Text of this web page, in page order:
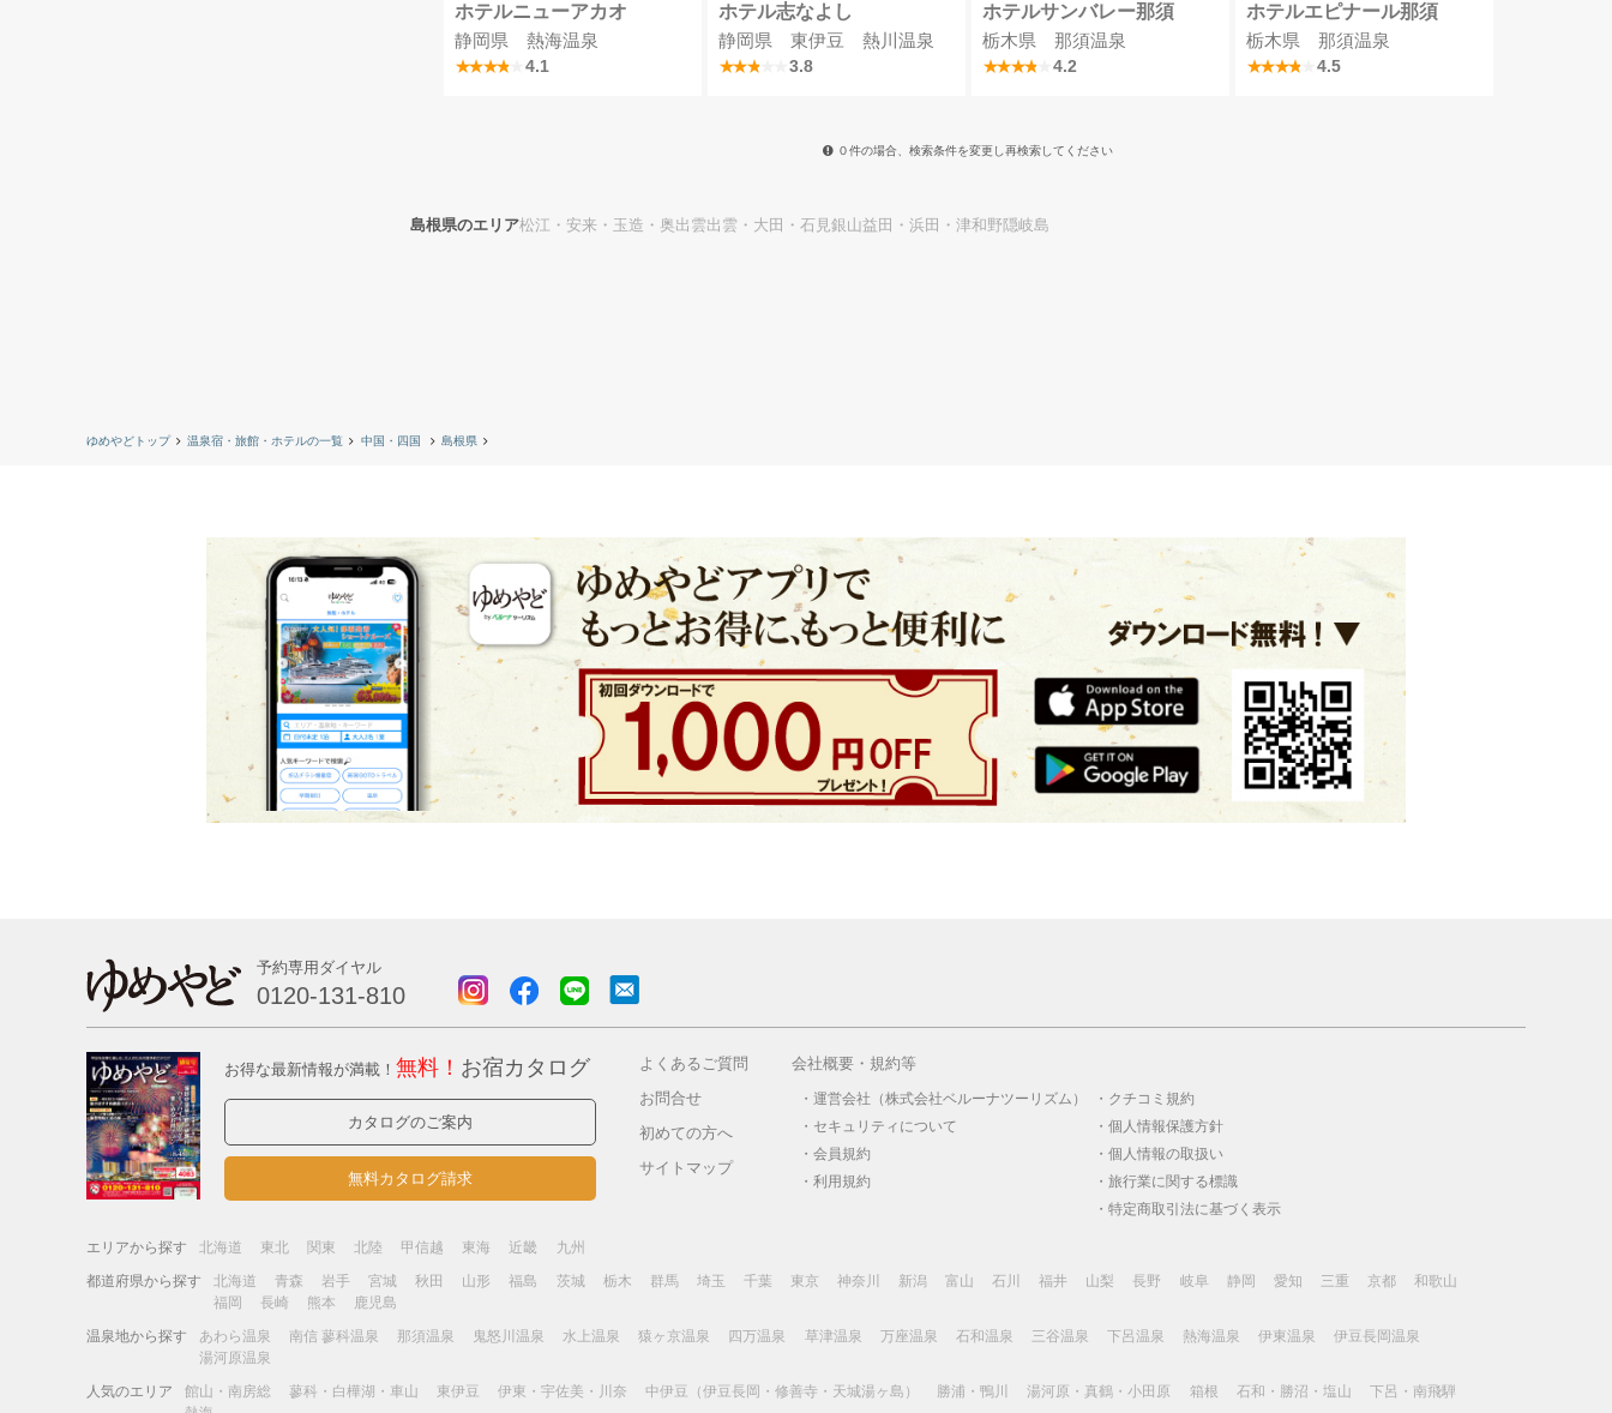
ホテルニューアカオ
静岡県 熱海温泉
4.1
ホテル志なよし
静岡県 東伊豆 熱川温泉
3.8
ホテルサンバレー那須
栃木県 那須温泉
4.2
ホテルエピナール那須
栃木県 那須温泉
4.5
０件の場合、検索条件を変更し再検索してください
島根県のエリア松江・安来・玉造・奥出雲出雲・大田・石見銀山益田・浜田・津和野隠岐島
ゆめやどトップ 温泉宿・旅館・ホテルの一覧 中国・四国 島根県
予約専用ダイヤル
0120-131-810
お得な最新情報が満載！ 無料！ お宿カタログ
カタログのご案内
無料カタログ請求
よくあるご質問
お問合せ
初めての方へ
サイトマップ
会社概要・規約等
運営会社（株式会社ベルーナツーリズム）
セキュリティについて
会員規約
利用規約
クチコミ規約
個人情報保護方針
個人情報の取扱い
旅行業に関する標識
特定商取引法に基づく表示
エリアから探す 北海道 東北 関東 北陸 甲信越 東海 近畿
九州
都道府県から探す
北海道 青森 岩手 宮城 秋田 山形 福島 茨城 栃木 群馬 埼玉 千葉 東京 神奈川 新潟 富山 石川 福井 山梨 長野 岐阜 静岡 愛知 三重 京都
和歌山
福岡
長崎 熊本
鹿児島
温泉地から探す
あわら温泉 南信 蓼科温泉 那須温泉 鬼怒川温泉 水上温泉 猿ヶ京温泉 四万温泉 草津温泉 万座温泉 石和温泉 三谷温泉 下呂温泉 熱海温泉 伊東温泉
伊豆長岡温泉
湯河原温泉
人気のエリア
館山・南房総 蓼科・白樺湖・車山 東伊豆 伊東・宇佐美・川奈 中伊豆（伊豆長岡・修善寺・天城湯ヶ島） 勝浦・鴨川 湯河原・真鶴・小田原 箱根 石和・勝沼・塩山
下呂・南飛騨